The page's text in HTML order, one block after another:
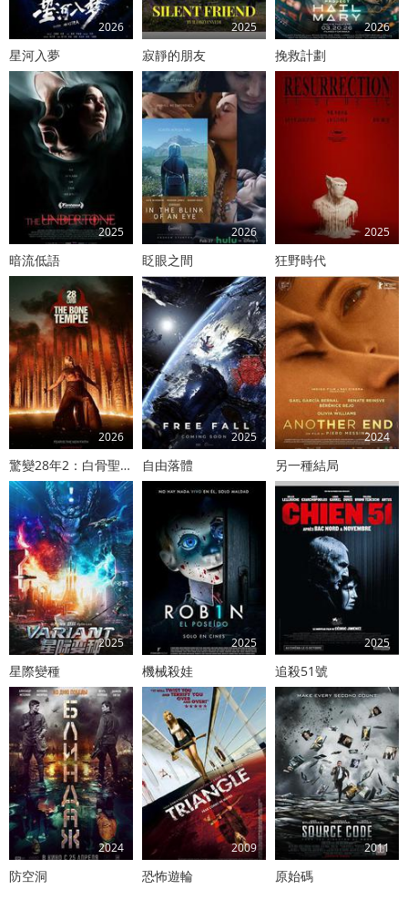
2026
星河入夢
2025
寂靜的朋友
2026
挽救計劃
2025
暗流低語
2026
眨眼之間
2025
狂野時代
2026
驚變28年2：白骨聖殿
2025
自由落體
2024
另一種結局
2025
星際變種
2025
機械殺娃
2025
追殺51號
2024
防空洞
2009
恐怖遊輪
2011
原始碼